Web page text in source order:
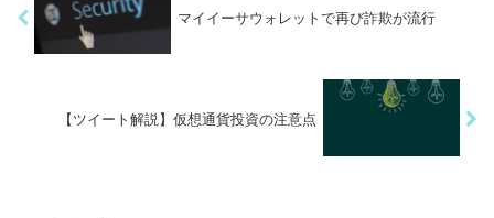
マイイーサウォレットで再び詐欺が流行
【ツイート解説】仮想通貨投資の注意点